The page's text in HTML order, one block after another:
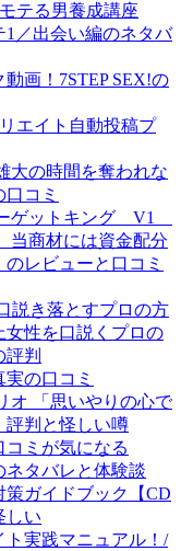
テる男養成講座
1／出会い編のネタバ
画！7STEP SEX!の
エイト自動投稿プ
の時間を奪われな
コミ
ーゲットキング V1
商材には資金配分
レビューと口コミ
説き落とすプロの方
女性を口説くプロの
判
の口コミ
オ 「思いやりの心で
評判と怪しい噂
ミが気になる
タバレと体験談
策ガイドブック【CD
しい
ト実践マニュアル！/